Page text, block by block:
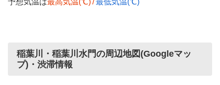
予想気温は最高気温(℃)/最低気温(℃)
稲葉川・稲葉川水門の周辺地図(Googleマッ
プ)・渋滞情報